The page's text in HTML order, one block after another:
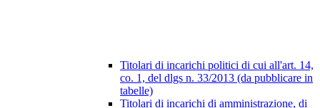
Titolari di incarichi politici di cui all'art. 14,
co. 1, del dlgs n. 33/2013 (da pubblicare in
tabelle)
Titolari di incarichi di amministrazione, di